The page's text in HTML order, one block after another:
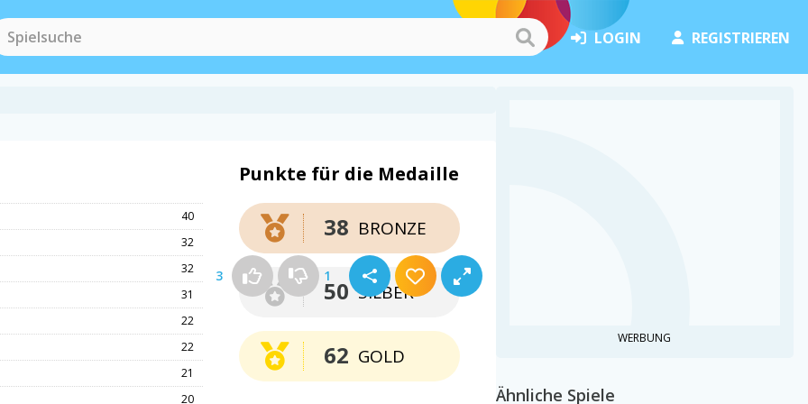
LOGIN REGISTRIEREN
3 1
40
32
32
31
22
22
21
20
Punkte für die Medaille
BRONZE
38
SILBER
50
GOLD
62
WERBUNG
Ähnliche Spiele